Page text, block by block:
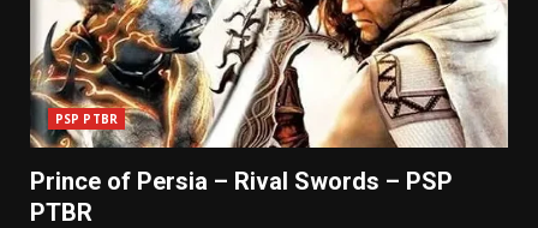
PSP PTBR
Prince of Persia – Rival Swords – PSP
PTBR